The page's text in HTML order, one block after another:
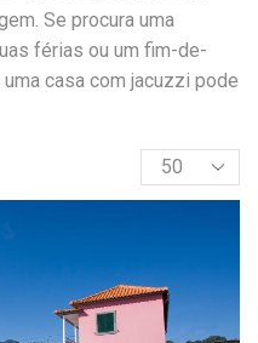
Se procura uma
férias ou um fim-de-
casa com jacuzzi pode